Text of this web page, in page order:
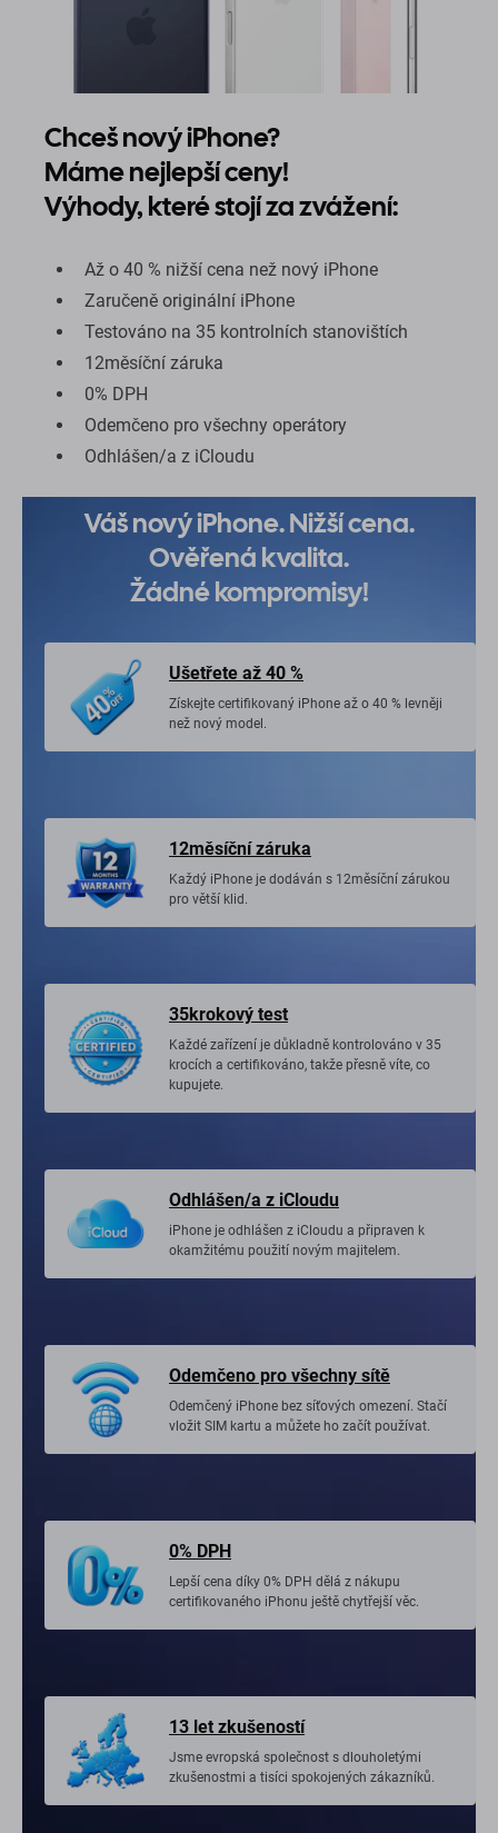
Chceš nový iPhone?
Máme nejlepší ceny!
Výhody, které stojí za zvážení:
Až o 40 % nižší cena než nový iPhone
Zaručeně originální iPhone
Testováno na 35 kontrolních stanovištích
12měsíční záruka
0% DPH
Odemčeno pro všechny operátory
Odhlášen/a z iCloudu
Váš nový iPhone. Nižší cena.
Ověřená kvalita.
Žádné kompromisy!
Ušetřete až 40 %
Získejte certifikovaný iPhone až o 40 % levněji
než nový model.
12měsíční záruka
Každý iPhone je dodáván s 12měsíční zárukou
pro větší klid.
35krokový test
Každé zařízení je důkladně kontrolováno v 35
krocích a certifikováno, takže přesně víte, co
kupujete.
Odhlášen/a z iCloudu
iPhone je odhlášen z iCloudu a připraven k
okamžitému použití novým majitelem.
Odemčeno pro všechny sítě
Odemčený iPhone bez síťových omezení. Stačí
vložit SIM kartu a můžete ho začít používat.
0% DPH
Lepší cena díky 0% DPH dělá z nákupu
certifikovaného iPhonu ještě chytřejší věc.
13 let zkušeností
Jsme evropská společnost s dlouholetými
zkušenostmi a tisíci spokojených zákazníků.